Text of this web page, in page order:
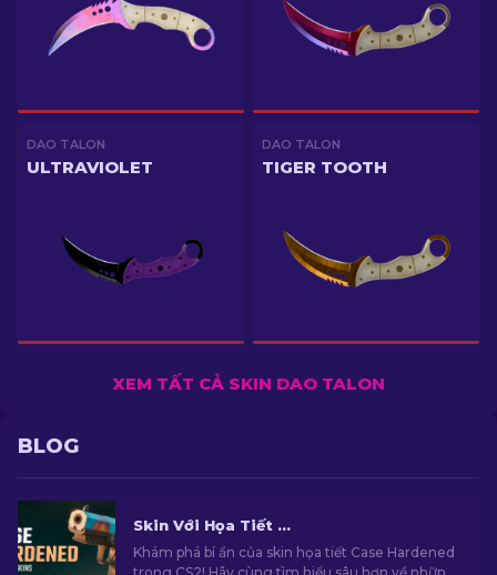
DAO TALON
ULTRAVIOLET
DAO TALON
TIGER TOOTH
XEM TẤT CẢ SKIN DAO TALON
BLOG
Skin Với Họa Tiết Case Hardened trong CS2: Cẩm Nang Toàn Diện [2026]
Khám phá bí ẩn của skin họa tiết Case Hardened